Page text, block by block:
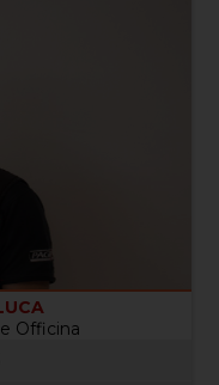
Officina